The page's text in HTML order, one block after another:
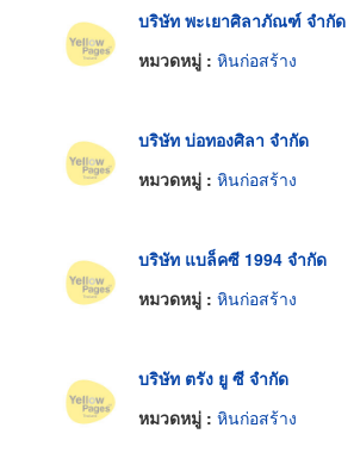
บริษัท พะเยาศิลาภัณฑ์ จำกัด
หมวดหมู่ : หินก่อสร้าง
บริษัท บ่อทองศิลา จำกัด
หมวดหมู่ : หินก่อสร้าง
บริษัท แบล็คซี 1994 จำกัด
หมวดหมู่ : หินก่อสร้าง
บริษัท ตรัง ยู ซี จำกัด
หมวดหมู่ : หินก่อสร้าง